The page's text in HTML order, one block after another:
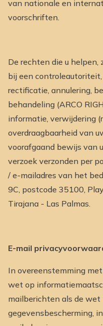
van nationale en
voorschriften.
De rechten die u
bij een
rectificatie, annulering,
behandeling (ARCO
informatie, verwijdering
overdraagbaarheid van
voorafgaand bewijs van
verzoek verzonden per
/ e-mailadres van het
9C, postcode 35100,
Tirajana - Las Palmas.
E-mail
In overeenstemming
wet op
mailberichten als de wet
gegevensbescherming,